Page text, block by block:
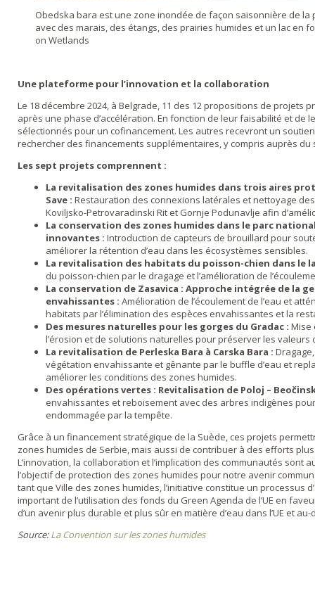
Obedska bara est une zone inondée de façon saisonnière de la
avec des marais, des étangs, des prairies humides et un lac en
on Wetlands
Une plateforme pour l’innovation et la collaboration
Le 18 décembre 2024, à Belgrade, 11 des 12 propositions de projets
après une phase d’accélération. En fonction de leur faisabilité et de
sélectionnés pour un cofinancement. Les autres recevront un
rechercher des financements supplémentaires, y compris auprès du
Les sept projets comprennent :
La revitalisation des zones humides dans trois aires
Save : Restauration des connexions latérales et nettoyage
Koviljsko-Petrovaradinski Rit et Gornje Podunavlje afin
La conservation des zones humides dans le parc
innovantes : Introduction de capteurs de brouillard pour
améliorer la rétention d’eau dans les écosystèmes sensibles.
La revitalisation des habitats du poisson-chien dans le
du poisson-chien par le dragage et l’amélioration de
La conservation de Zasavica : Approche intégrée de la
envahissantes : Amélioration de l’écoulement de l’eau et
habitats par l’élimination des espèces envahissantes et la
Des mesures naturelles pour les gorges du Gradac : Mise
l’érosion et de solutions naturelles pour préserver les valeurs
La revitalisation de Perleska Bara à Carska Bara :
végétation envahissante et gênante par le buffle d’eau et
améliorer les conditions des zones humides.
Des opérations vertes : Revitalisation de Poloj –
envahissantes et reboisement avec des arbres indigènes
endommagée par la tempête.
Grâce à un financement stratégique de la Suède, ces projets
zones humides de Serbie, mais aussi de contribuer à des efforts
L’innovation, la collaboration et l’implication des communautés sont
l’objectif de protection des zones humides pour notre avenir
tant que Ville des zones humides, l’initiative constitue un processus
important de l’utilisation des fonds du Green Agenda de l’UE en
d’un avenir plus durable et plus sûr en matière d’eau dans l’UE et au-
Source:La Convention sur les zones humides